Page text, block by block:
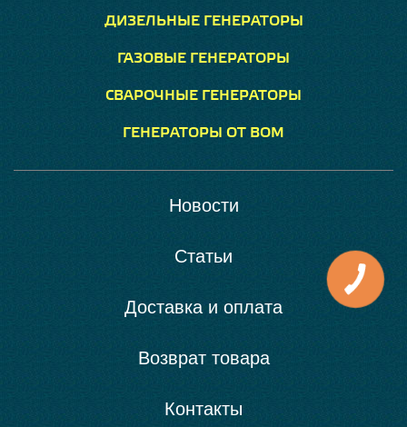
ДИЗЕЛЬНЫЕ ГЕНЕРАТОРЫ
ГАЗОВЫЕ ГЕНЕРАТОРЫ
СВАРОЧНЫЕ ГЕНЕРАТОРЫ
ГЕНЕРАТОРЫ ОТ ВОМ
Новости
Статьи
Доставка и оплата
Возврат товара
Контакты